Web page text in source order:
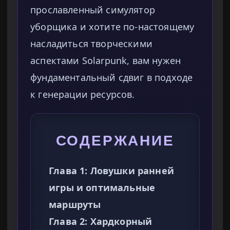
прославленный симулятор
уборщика и хотите по-настоящему
насладиться творческими
аспектами Solarpunk, вам нужен
фундаментальный сдвиг в подходе
к генерации ресурсов.
СОДЕРЖАНИЕ
Глава 1: Ловушки ранней
игры и оптимальные
маршруты
Глава 2: Хардкорный